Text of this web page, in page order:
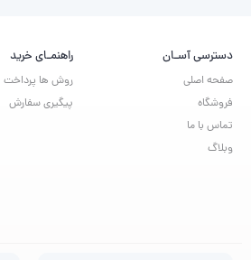
دسترسی آسـان
صفحه اصلی
فروشگاه
تماس با ما
وبلاگ
راهنمـای خرید
روش ها پرداخت
پیگیری سفارش